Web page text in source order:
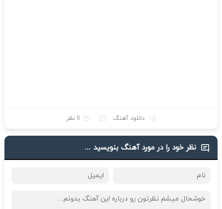
دانلود آهنگ 0 نظر
نظر خود را در مورد آهنگ بنویسید ...